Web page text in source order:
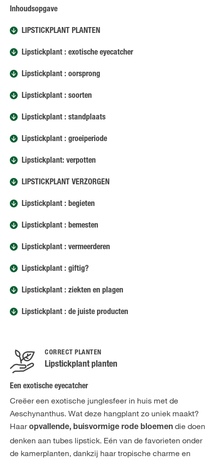
Inhoudsopgave
LIPSTICKPLANT PLANTEN
Lipstickplant : exotische eyecatcher
Lipstickplant : oorsprong
Lipstickplant : soorten
Lipstickplant : standplaats
Lipstickplant : groeiperiode
Lipstickplant: verpotten
LIPSTICKPLANT VERZORGEN
Lipstickplant : begieten
Lipstickplant : bemesten
Lipstickplant : vermeerderen
Lipstickplant : giftig?
Lipstickplant : ziekten en plagen
Lipstickplant : de juiste producten
CORRECT PLANTEN
Lipstickplant planten
Een exotische eyecatcher
Creëer een exotische junglesfeer in huis met de
Aeschynanthus. Wat deze hangplant zo uniek maakt?
Haaropvallende, buisvormige rode bloemen die doen
denken aan tubes lipstick. Eén van de favorieten onder
de kamerplanten, dankzij haar tropische charme en